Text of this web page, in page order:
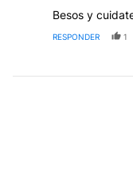
Besos y
RESPONDER 1